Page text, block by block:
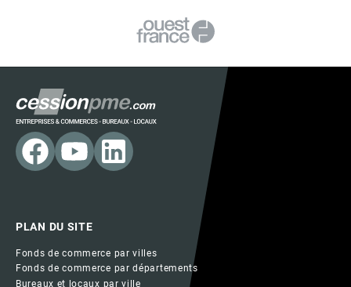
PLAN DU SITE
Fonds de commerce par villes
Fonds de commerce par départements
Bureaux et locaux par ville